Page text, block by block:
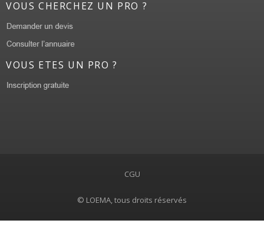
VOUS CHERCHEZ UN PRO ?
VOUS ETES UN PRO ?
CGU
© LOEMA, tous droits réservés